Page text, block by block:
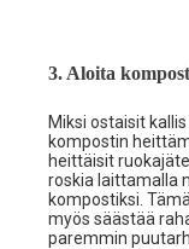
3. Aloita
Miksi ostaisit
kompostin
heittäisit
roskia laittamalla
kompostiksi.
myös säästää
paremmin